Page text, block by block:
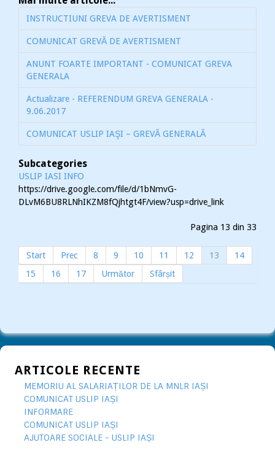
INSTRUCTIUNI GREVA DE AVERTISMENT
COMUNICAT GREVĂ DE AVERTISMENT
ANUNT FOARTE IMPORTANT - COMUNICAT GREVA
GENERALA
Actualizare - REFERENDUM GREVA GENERALA -
9.06.2017
COMUNICAT USLIP IAŞI – GREVĂ GENERALĂ
Subcategories
USLIP IASI INFO
https://drive.google.com/file/d/1bNmvG-
DLvM6BU8RLNhIKZM8fQjhtgt4F/view?usp=drive_link
Pagina 13 din 33
Start Prec 8 9 10 11 12 13
14
15
16 17 Următor Sfârșit
ARTICOLE RECENTE
MEMORIU AL SALARIAȚILOR DE LA MNLR IAȘI
COMUNICAT USLIP IAȘI
INFORMARE
COMUNICAT USLIP IAȘI
AJUTOARE SOCIALE - USLIP IAȘI